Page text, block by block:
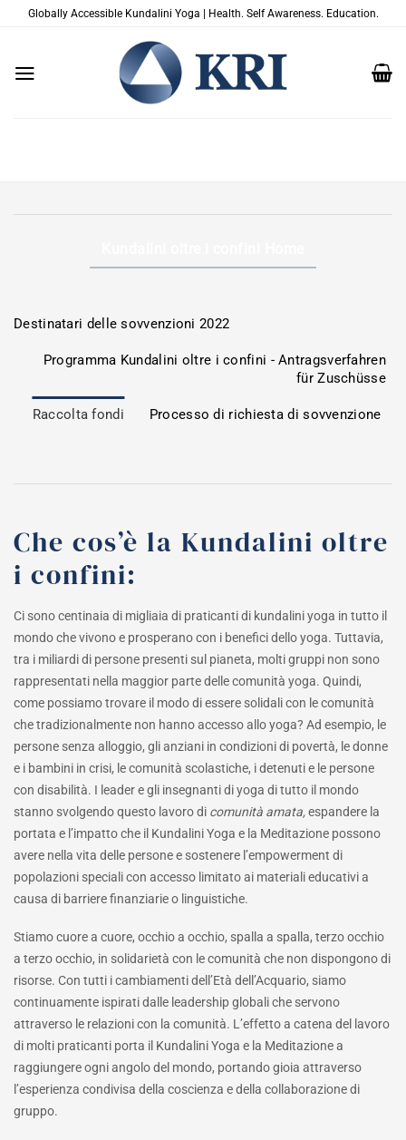
SaltaGlobally Accessible Kundalini Yoga | Health. Self Awareness. Education.
Destinatari delle sovvenzioni 2022
Programma Kundalini oltre i confini - Antragsverfahren
für Zuschüsse
Raccolta fondi Processo di richiesta di sovvenzione
Che cos’è la Kundalini oltre
i confini:
Ci sono centinaia di migliaia di praticanti di kundalini yoga in tutto il
mondo che vivono e prosperano con i benefici dello yoga. Tuttavia,
tra i miliardi di persone presenti sul pianeta, molti gruppi non sono
rappresentati nella maggior parte delle comunità yoga. Quindi,
come possiamo trovare il modo di essere solidali con le comunità
che tradizionalmente non hanno accesso allo yoga? Ad esempio, le
persone senza alloggio, gli anziani in condizioni di povertà, le donne
e i bambini in crisi, le comunità scolastiche, i detenuti e le persone
con disabilità. I leader e gli insegnanti di yoga di tutto il mondo
stanno svolgendo questo lavoro di comunità amata,espandere la
portata e l’impatto che il Kundalini Yoga e la Meditazione possono
avere nella vita delle persone e sostenere l’empowerment di
popolazioni speciali con accesso limitato ai materiali educativi a
causa di barriere finanziarie o linguistiche.
Stiamo cuore a cuore, occhio a occhio, spalla a spalla, terzo occhio
a terzo occhio, in solidarietà con le comunità che non dispongono di
risorse. Con tutti i cambiamenti dell’Età dell’Acquario, siamo
continuamente ispirati dalle leadership globali che servono
attraverso le relazioni con la comunità. L’effetto a catena del lavoro
di molti praticanti porta il Kundalini Yoga e la Meditazione a
raggiungere ogni angolo del mondo, portando gioia attraverso
l’esperienza condivisa della coscienza e della collaborazione di
gruppo.